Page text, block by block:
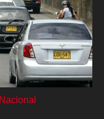
Nacional